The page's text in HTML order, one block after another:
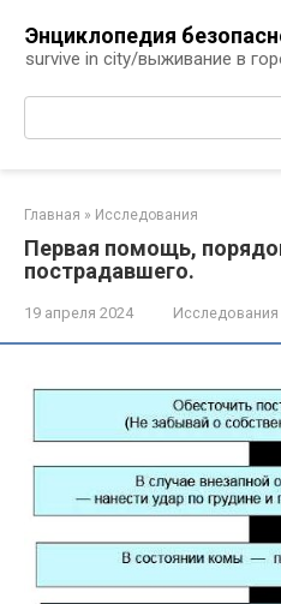
контенту
Энциклопедия
survive in city/выживание в
Поиск:
Главная » Исследования
Первая помощь,
пострадавшего.
19 апреля 2024 Исследования